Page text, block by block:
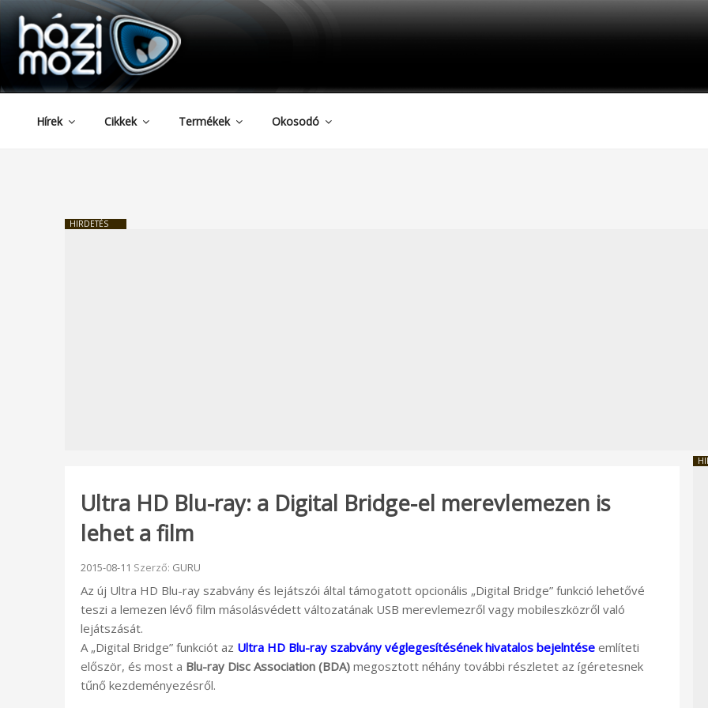
Tartalomhoz
HAZIMOZI
Hírek Cikkek Termékek Okosodó
HIRDETÉS
Ultra HD Blu-ray: a Digital Bridge-el merevlemezen is
lehet a film
Beküldve:
2015-08-11 Szerző: GURU
Az új Ultra HD Blu-ray szabvány és lejátszói által támogatott opcionális „Digital Bridge” funkció lehetővé
teszi a lemezen lévő film másolásvédett változatának USB merevlemezről vagy mobileszközről való
lejátszását.
A „Digital Bridge” funkciót az Ultra HD Blu-ray szabvány véglegesítésének hivatalos bejelntése említeti
először, és most a Blu-ray Disc Association (BDA) megosztott néhány további részletet az ígéretesnek
tűnő kezdeményezésről.